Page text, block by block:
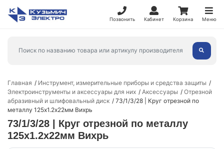
Позвонить Кабинет Корзина Меню
Главная
Инструмент, измерительные приборы и средства защиты
Электроинструменты и аксессуары для них
Аксессуары
Отрезной
абразивный и шлифовальный диск
73/1/3/28 | Круг отрезной по
металлу 125х1.2х22мм Вихрь
73/1/3/28 | Круг отрезной по металлу
125х1.2х22мм Вихрь